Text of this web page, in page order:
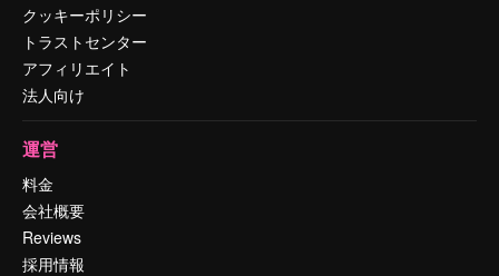
クッキーポリシー
トラストセンター
アフィリエイト
法人向け
運営
料金
会社概要
Reviews
採用情報